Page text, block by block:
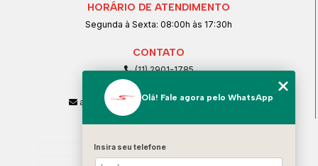
HORÁRIO DE ATENDIMENTO
Segunda à Sexta: 08:00h às 17:30h
CONTATO
(11) 2901-1785
(11) 99239-1832
atendimento@santeccopiadoras.com.br
Home
Olá! Fale agora pelo WhatsApp
Insira seu telefone